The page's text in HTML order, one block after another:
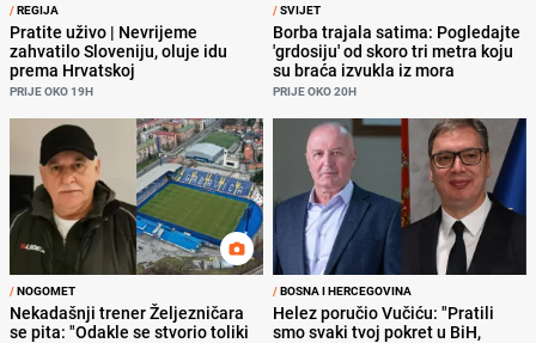
/REGIJA
Pratite uživo | Nevrijeme
zahvatilo Sloveniju, oluje idu
prema Hrvatskoj
PRIJE OKO 19H
/SVIJET
Borba trajala satima: Pogledajte
'grdosiju' od skoro tri metra koju
su braća izvukla iz mora
PRIJE OKO 20H
/NOGOMET
Nekadašnji trener Željezničara
se pita: "Odakle se stvorio toliki
/BOSNA I HERCEGOVINA
Helez poručio Vučiću: "Pratili
smo svaki tvoj pokret u BiH,